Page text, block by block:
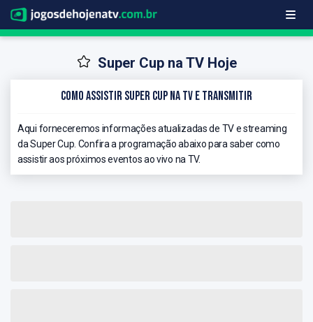
Super Cup na TV Hoje
Como Assistir Super Cup na TV e Transmitir
Aqui forneceremos informações atualizadas de TV e streaming
da Super Cup. Confira a programação abaixo para saber como
assistir aos próximos eventos ao vivo na TV.